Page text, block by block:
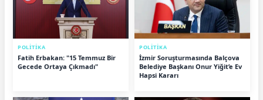
POLİTİKA
Fatih Erbakan: "15 Temmuz Bir
Gecede Ortaya Çıkmadı"
POLİTİKA
İzmir Soruşturmasında Balçova
Belediye Başkanı Onur Yiğit’e Ev
Hapsi Kararı